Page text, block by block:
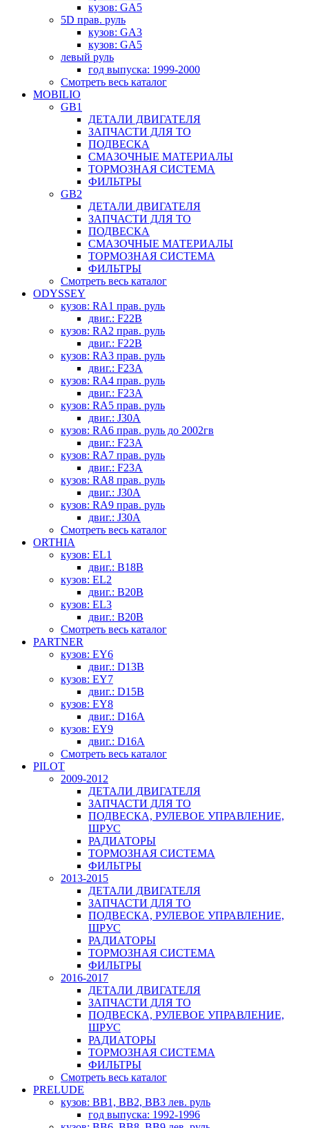
кузов: GA5
5D прав. руль
кузов: GA3
кузов: GA5
левый руль
год выпуска: 1999-2000
Смотреть весь каталог
MOBILIO
GB1
ДЕТАЛИ ДВИГАТЕЛЯ
ЗАПЧАСТИ ДЛЯ ТО
ПОДВЕСКА
СМАЗОЧНЫЕ МАТЕРИАЛЫ
ТОРМОЗНАЯ СИСТЕМА
ФИЛЬТРЫ
GB2
ДЕТАЛИ ДВИГАТЕЛЯ
ЗАПЧАСТИ ДЛЯ ТО
ПОДВЕСКА
СМАЗОЧНЫЕ МАТЕРИАЛЫ
ТОРМОЗНАЯ СИСТЕМА
ФИЛЬТРЫ
Смотреть весь каталог
ODYSSEY
кузов: RA1 прав. руль
двиг.: F22B
кузов: RA2 прав. руль
двиг.: F22B
кузов: RA3 прав. руль
двиг.: F23A
кузов: RA4 прав. руль
двиг.: F23A
кузов: RA5 прав. руль
двиг.: J30A
кузов: RA6 прав. руль до 2002гв
двиг.: F23A
кузов: RA7 прав. руль
двиг.: F23A
кузов: RA8 прав. руль
двиг.: J30A
кузов: RA9 прав. руль
двиг.: J30A
Смотреть весь каталог
ORTHIA
кузов: EL1
двиг.: B18B
кузов: EL2
двиг.: B20B
кузов: EL3
двиг.: B20B
Смотреть весь каталог
PARTNER
кузов: EY6
двиг.: D13B
кузов: EY7
двиг.: D15B
кузов: EY8
двиг.: D16A
кузов: EY9
двиг.: D16A
Смотреть весь каталог
PILOT
2009-2012
ДЕТАЛИ ДВИГАТЕЛЯ
ЗАПЧАСТИ ДЛЯ ТО
ПОДВЕСКА, РУЛЕВОЕ УПРАВЛЕНИЕ,
ШРУС
РАДИАТОРЫ
ТОРМОЗНАЯ СИСТЕМА
ФИЛЬТРЫ
2013-2015
ДЕТАЛИ ДВИГАТЕЛЯ
ЗАПЧАСТИ ДЛЯ ТО
ПОДВЕСКА, РУЛЕВОЕ УПРАВЛЕНИЕ,
ШРУС
РАДИАТОРЫ
ТОРМОЗНАЯ СИСТЕМА
ФИЛЬТРЫ
2016-2017
ДЕТАЛИ ДВИГАТЕЛЯ
ЗАПЧАСТИ ДЛЯ ТО
ПОДВЕСКА, РУЛЕВОЕ УПРАВЛЕНИЕ,
ШРУС
РАДИАТОРЫ
ТОРМОЗНАЯ СИСТЕМА
ФИЛЬТРЫ
Смотреть весь каталог
PRELUDE
кузов: BB1, BB2, BB3 лев. руль
год выпуска: 1992-1996